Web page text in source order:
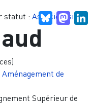
Bluesky
statut :Associé.e site
Aménagement de
Supérieur de